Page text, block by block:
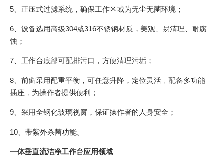
5、正压式过滤系统，确保工作区域为无尘无菌环境；
6、设备选用高级304或316不锈钢材质，美观、易清理、耐腐
蚀；
7、工作台底部可配排污口，方便清理污垢；
8、前窗采用配重平衡，可任意升降，定位灵活，配备多功能
插座，为操作者提供便利；
9、采用全钢化玻璃视窗，保证操作者的人身安全；
10、带紫外杀菌功能。
一体垂直流洁净工作台应用领域